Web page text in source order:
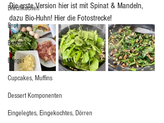
Blechkuchen
Brot
Biskuit
Burger
Cupcakes, Muffins
Dessert Komponenten
Eingelegtes, Eingekochtes, Dörren
Die erste Version hier ist mit Spinat & Mandeln,
dazu Bio-Huhn! Hier die Fotostrecke!